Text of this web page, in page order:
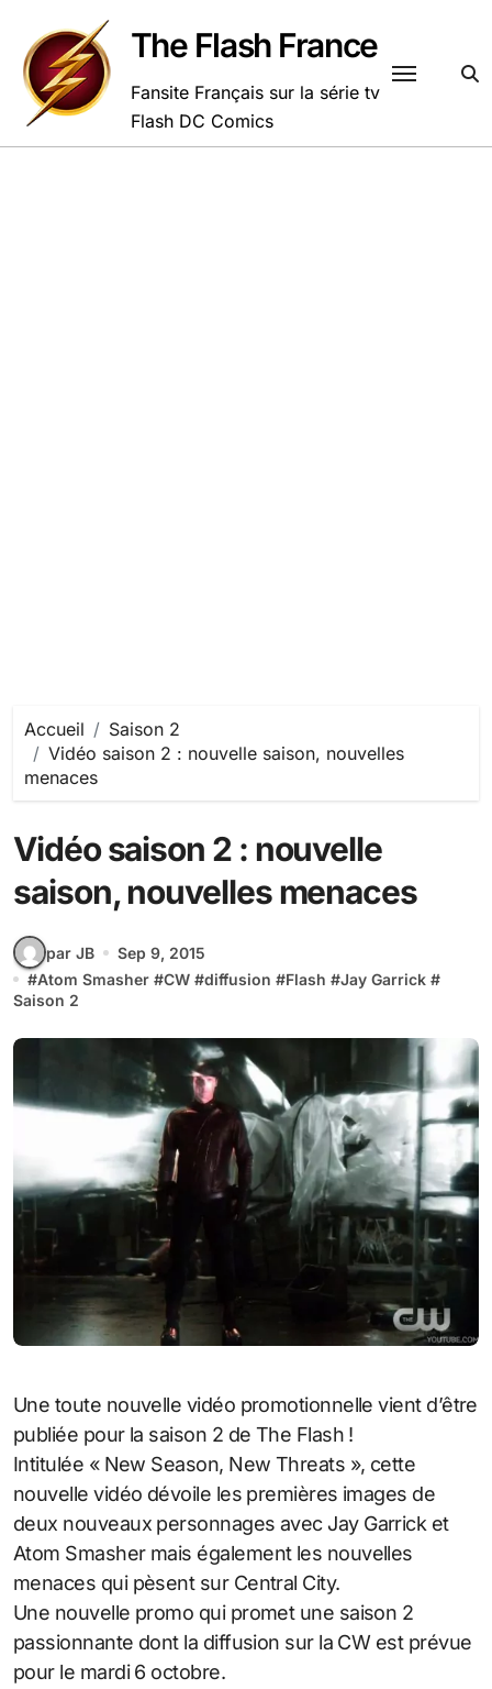
contenu
The Flash France
Fansite Français sur la série tv
Flash DC Comics
Accueil
Saison 2
Vidéo saison 2 : nouvelle saison, nouvelles
menaces
Vidéo saison 2 : nouvelle
saison, nouvelles menaces
par JB
Sep 9, 2015
#Atom Smasher #CW #diffusion #Flash #Jay Garrick #
Saison 2
Une toute nouvelle vidéo promotionnelle vient d’être
publiée pour la saison 2 de The Flash !
Intitulée « New Season, New Threats », cette
nouvelle vidéo dévoile les premières images de
deux nouveaux personnages avec Jay Garrick et
Atom Smasher mais également les nouvelles
menaces qui pèsent sur Central City.
Une nouvelle promo qui promet une saison 2
passionnante dont la diffusion sur la CW est prévue
pour le mardi 6 octobre.